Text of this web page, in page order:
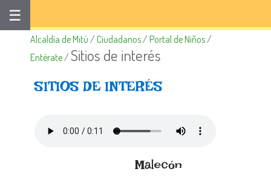
☰
Alcaldía de Mitú / Ciudadanos/ Portal de Niños/
Entérate/ Sitios de interés
SITIOS DE INTERÉS
Malecón